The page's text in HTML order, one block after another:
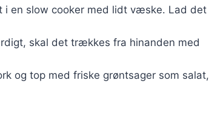
i en slow cooker med lidt væske. Lad det
skal det trækkes fra hinanden med
og top med friske grøntsager som salat,